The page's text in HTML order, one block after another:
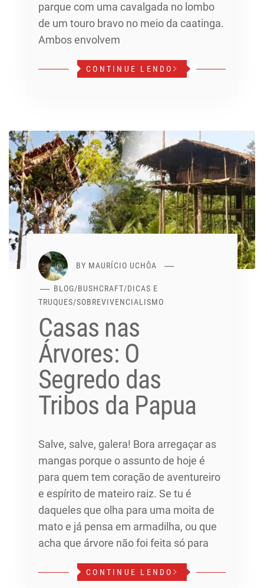
parque com uma cavalgada no lombo
de um touro bravo no meio da caatinga.
Ambos envolvem
CONTINUE LENDO
BY MAURÍCIO UCHÔA
BLOG/BUSHCRAFT/DICAS E
TRUQUES/SOBREVIVENCIALISMO
Casas nas
Árvores: O
Segredo das
Tribos da Papua
Salve, salve, galera! Bora arregaçar as
mangas porque o assunto de hoje é
para quem tem coração de aventureiro
e espírito de mateiro raiz. Se tu é
daqueles que olha para uma moita de
mato e já pensa em armadilha, ou que
acha que árvore não foi feita só para
CONTINUE LENDO